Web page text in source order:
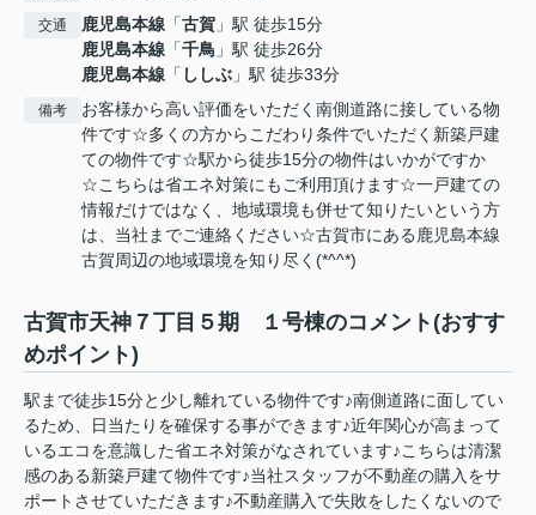
交通 鹿児島本線 「古賀 」駅 徒歩15分
鹿児島本線 「千鳥 」駅 徒歩26分
鹿児島本線 「 ししぶ 」駅 徒歩33分
備考
お客様から高い評価をいただく南側道路に接している物
件です☆多くの方からこだわり条件でいただく新築戸建
ての物件です☆駅から徒歩15分の物件はいかがですか
☆こちらは省エネ対策にもご利用頂けます☆一戸建ての
情報だけではなく、地域環境も併せて知りたいという方
は、当社までご連絡ください☆古賀市にある鹿児島本線
古賀周辺の地域環境を知り尽く(*^^*)
古賀市天神７丁目５期 １号棟のコメント(おすす
めポイント)
駅まで徒歩15分と少し離れている物件です♪南側道路に面してい
るため、日当たりを確保する事ができます♪近年関心が高まって
いるエコを意識した省エネ対策がなされています♪こちらは清潔
感のある新築戸建て物件です♪当社スタッフが不動産の購入をサ
ポートさせていただきます♪不動産購入で失敗をしたくないので